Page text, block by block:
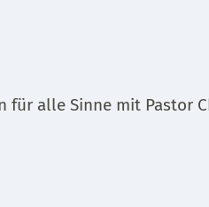
alle Sinne mit Pastor